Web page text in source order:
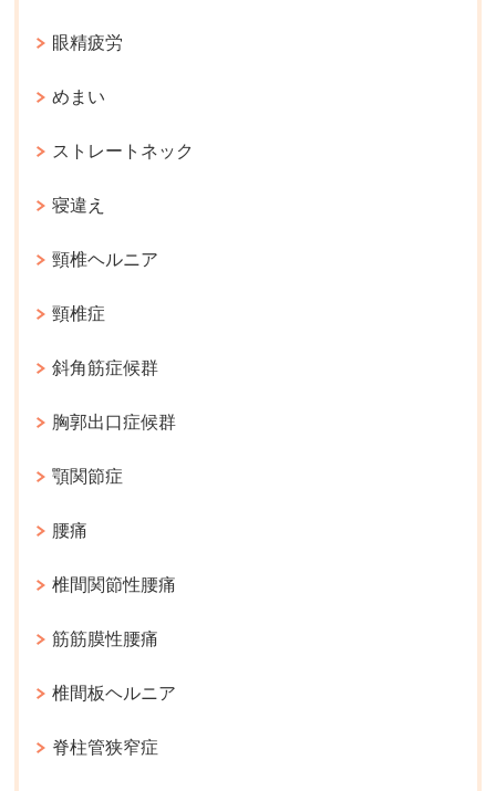
眼精疲労
めまい
ストレートネック
寝違え
頸椎ヘルニア
頸椎症
斜角筋症候群
胸郭出口症候群
顎関節症
腰痛
椎間関節性腰痛
筋筋膜性腰痛
椎間板ヘルニア
脊柱管狭窄症